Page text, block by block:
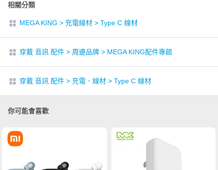
相關分類
MEGA KING > 充電線材 > Type C 線材
穿戴 音訊 配件 > 周邊品牌 > MEGA KING配件專館
穿戴 音訊 配件 > 充電．線材 > Type C 線材
你可能會喜歡